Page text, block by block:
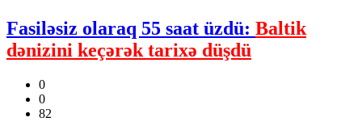
Fasiləsiz olaraq 55 saat üzdü: Baltik
dənizini keçərək tarixə düşdü
0
0
82